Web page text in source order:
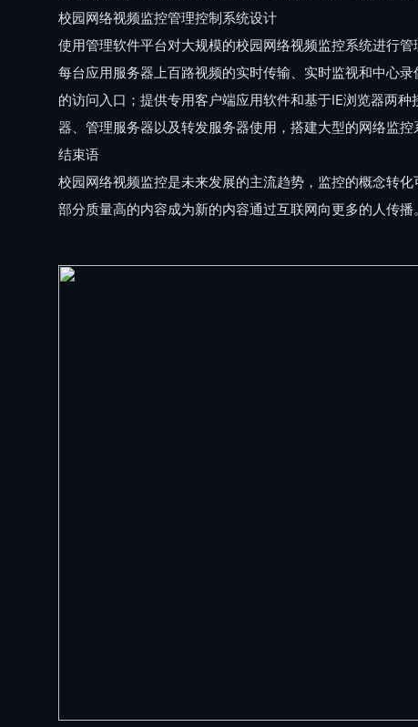
校园网络视频监控管理控制系统设计
使用管理软件平台对大规模的校园网络视频监控系统进行
每台应用服务器上百路视频的实时传输、实时监视和中心
的访问入口；提供专用客户端应用软件和基于IE浏览器两
器、管理服务器以及转发服务器使用，搭建大型的网络监
结束语
校园网络视频监控是未来发展的主流趋势，监控的概念转
部分质量高的内容成为新的内容通过互联网向更多的人传